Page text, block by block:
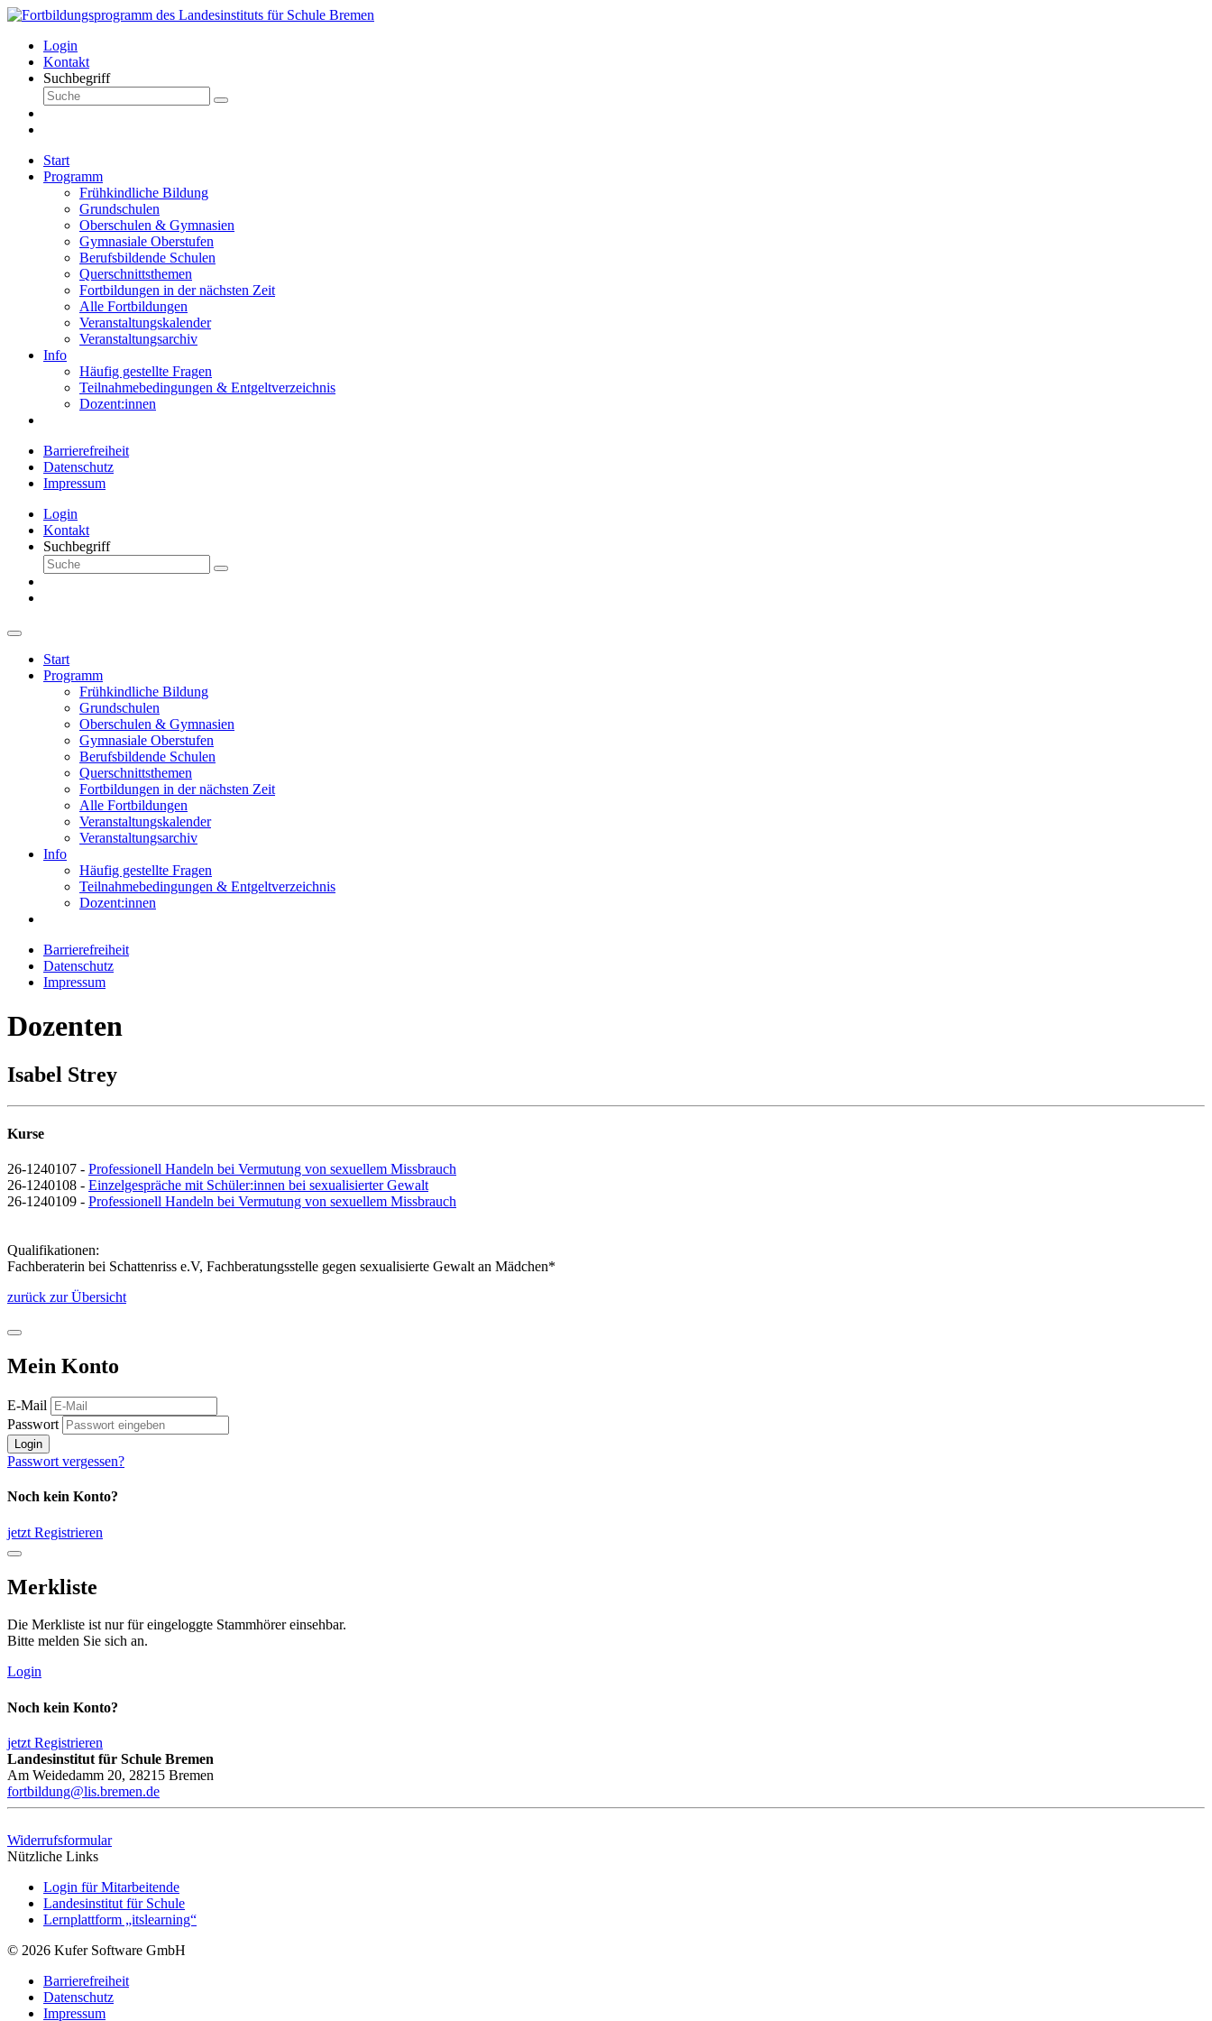
Login
Kontakt
Suchbegriff
Start
Programm
Frühkindliche Bildung
Grundschulen
Oberschulen & Gymnasien
Gymnasiale Oberstufen
Berufsbildende Schulen
Querschnittsthemen
Fortbildungen in der nächsten Zeit
Alle Fortbildungen
Veranstaltungskalender
Veranstaltungsarchiv
Info
Häufig gestellte Fragen
Teilnahmebedingungen & Entgeltverzeichnis
Dozent:innen
Barrierefreiheit
Datenschutz
Impressum
Login
Kontakt
Suchbegriff
Start
Programm
Frühkindliche Bildung
Grundschulen
Oberschulen & Gymnasien
Gymnasiale Oberstufen
Berufsbildende Schulen
Querschnittsthemen
Fortbildungen in der nächsten Zeit
Alle Fortbildungen
Veranstaltungskalender
Veranstaltungsarchiv
Info
Häufig gestellte Fragen
Teilnahmebedingungen & Entgeltverzeichnis
Dozent:innen
Barrierefreiheit
Datenschutz
Impressum
Dozenten
Isabel Strey
Kurse
26-1240107 - Professionell Handeln bei Vermutung von sexuellem Missbrauch
26-1240108 - Einzelgespräche mit Schüler:innen bei sexualisierter Gewalt
26-1240109 - Professionell Handeln bei Vermutung von sexuellem Missbrauch
Qualifikationen:
Fachberaterin bei Schattenriss e.V, Fachberatungsstelle gegen sexualisierte Gewalt an Mädchen*
zurück zur Übersicht
Mein Konto
E-Mail
Passwort
Login
Passwort vergessen?
Noch kein Konto?
jetzt Registrieren
Merkliste
Die Merkliste ist nur für eingeloggte Stammhörer einsehbar.
Bitte melden Sie sich an.
Login
Noch kein Konto?
jetzt Registrieren
Landesinstitut für Schule Bremen
Am Weidedamm 20, 28215 Bremen
fortbildung@lis.bremen.de
Widerrufsformular
Nützliche Links
Login für Mitarbeitende
Landesinstitut für Schule
Lernplattform „itslearning“
© 2026 Kufer Software GmbH
Barrierefreiheit
Datenschutz
Impressum